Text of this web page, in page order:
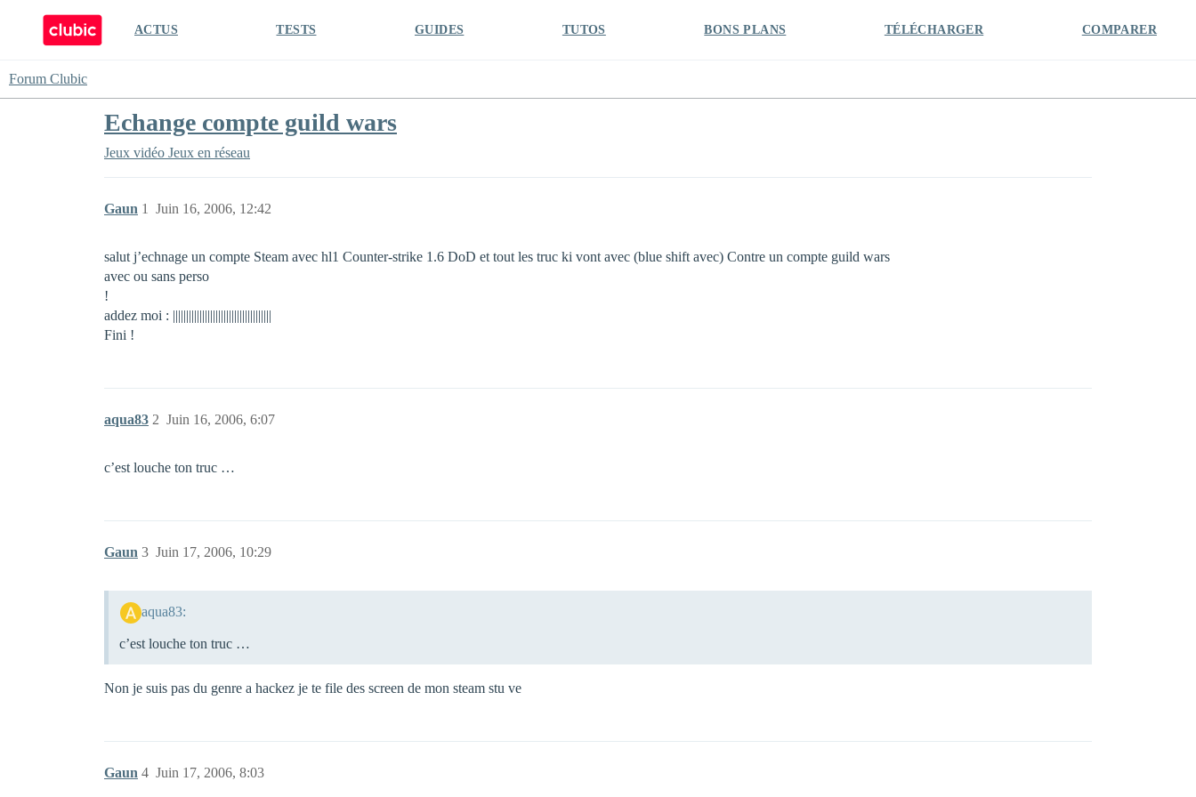
ACTUS TESTS GUIDES TUTOS BONS PLANS TÉLÉCHARGER COMPARER
Forum Clubic
Echange compte guild wars
Jeux vidéo Jeux en réseau
Gaun Juin 16, 2006, 12:42
1
salut j’echnage un compte Steam avec hl1 Counter-strike 1.6 DoD et tout les truc ki vont avec (blue shift avec) Contre un compte guild wars
avec ou sans perso
!
addez moi : |||||||||||||||||||||||||||||||||||||
Fini !
aqua83 Juin 16, 2006, 6:07
2
c’est louche ton truc …
Gaun Juin 17, 2006, 10:29
3
aqua83:
c’est louche ton truc …
Non je suis pas du genre a hackez je te file des screen de mon steam stu ve
Gaun Juin 17, 2006, 8:03
4